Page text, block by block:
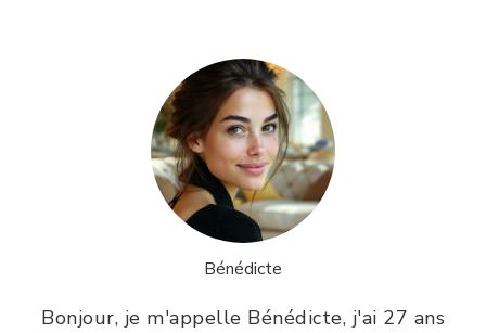
Bénédicte
Bonjour, je m'appelle Bénédicte, j'ai 27 ans